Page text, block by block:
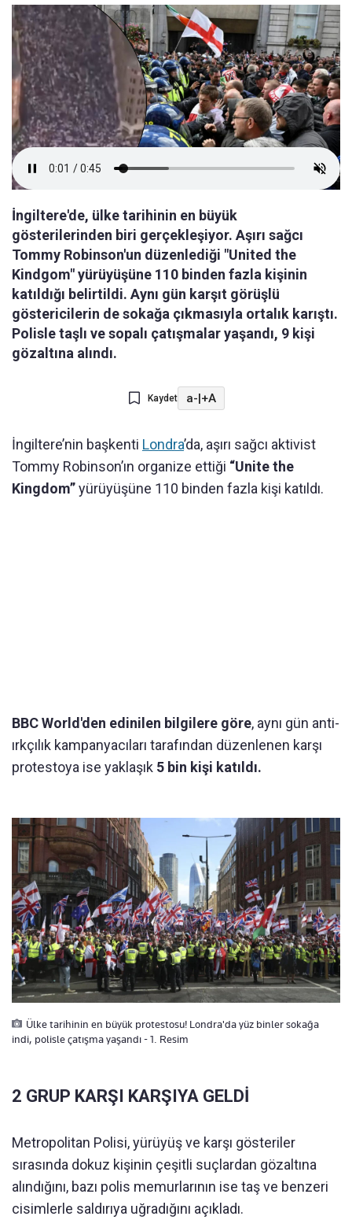
İngiltere'de, ülke tarihinin en büyük
gösterilerinden biri gerçekleşiyor. Aşırı sağcı
Tommy Robinson'un düzenlediği "United the
Kindgom" yürüyüşüne 110 binden fazla kişinin
katıldığı belirtildi. Aynı gün karşıt görüşlü
göstericilerin de sokağa çıkmasıyla ortalık karıştı.
Polisle taşlı ve sopalı çatışmalar yaşandı, 9 kişi
gözaltına alındı.
Kaydet a-|+A
İngiltere’nin başkenti Londra’da, aşırı sağcı aktivist
Tommy Robinson’ın organize ettiği “Unite the
Kingdom”yürüyüşüne 110 binden fazla kişi katıldı.
BBC World'den edinilen bilgilere göre, aynı gün anti-
ırkçılık kampanyacıları tarafından düzenlenen karşı
protestoya ise yaklaşık 5 bin kişi katıldı.
Ülke tarihinin en büyük protestosu! Londra'da yüz binler sokağa
indi, polisle çatışma yaşandı - 1. Resim
2 GRUP KARŞI KARŞIYA GELDİ
Metropolitan Polisi, yürüyüş ve karşı gösteriler
sırasında dokuz kişinin çeşitli suçlardan gözaltına
alındığını, bazı polis memurlarının ise taş ve benzeri
cisimlerle saldırıya uğradığını açıkladı.